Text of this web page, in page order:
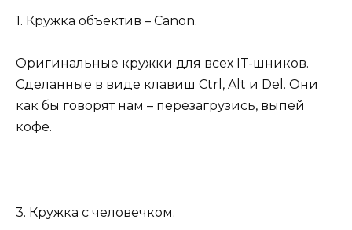
1. Кружка объектив – Canon.
Оригинальные кружки для всех IT-шников.
Сделанные в виде клавиш Ctrl, Alt и Del. Они
как бы говорят нам – перезагрузись, выпей
кофе.
3. Кружка с человечком.